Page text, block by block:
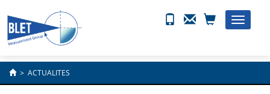
Toggle
> ACTUALITES